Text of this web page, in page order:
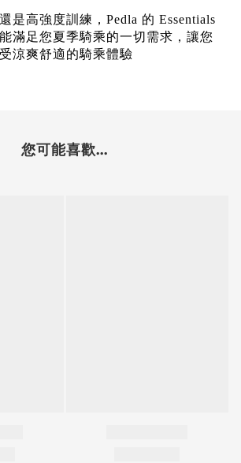
是高強度訓練，Pedla 的 Essentials
滿足您夏季騎乘的一切需求，讓您
涼爽舒適的騎乘體驗
您可能喜歡...